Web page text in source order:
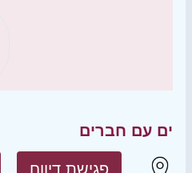
ים עם חברים
פגישת דיווח